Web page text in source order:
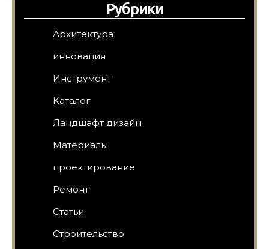
Рубрики
Архитектура
инновация
Инструмент
Каталог
Ландшафт дизайн
Материалы
проектирование
Ремонт
Статьи
Строительство